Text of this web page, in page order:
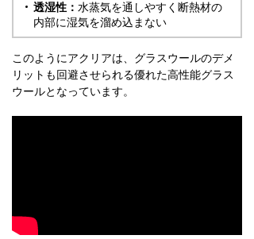
透湿性： 水蒸気を通しやすく断熱材の
内部に湿気を溜め込まない
このようにアクリアは、グラスウールのデメ
リットも回避させられる優れた高性能グラス
ウールとなっています。